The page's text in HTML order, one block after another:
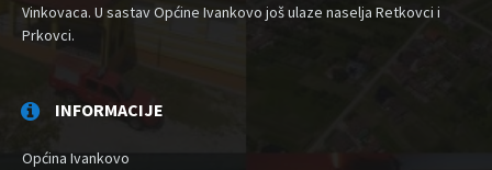
Vinkovaca. U sastav Općine Ivankovo još ulaze naselja Retkovci i
Prkovci.
INFORMACIJE
Općina Ivankovo